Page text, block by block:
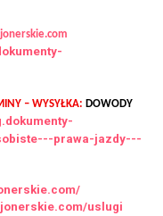
– WYSYŁKA: DOWODY
prawa-jazdy---
uslugi